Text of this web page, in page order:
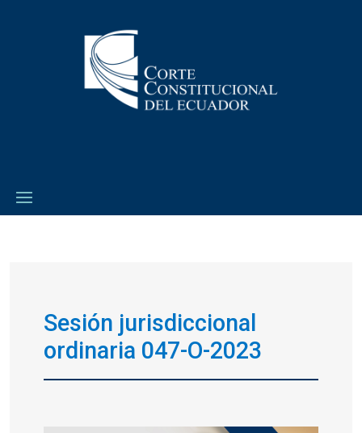
Sesión jurisdiccional
ordinaria 047-O-2023